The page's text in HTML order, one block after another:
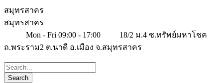
สมุทรสาคร
สมุทรสาคร
Mon - Fri 09:00 - 17:00
18/2 ม.4 ซ.ทรัพย์มหาโชค
ถ.พระราม2 ต.นาดี อ.เมือง จ.สมุทรสาคร